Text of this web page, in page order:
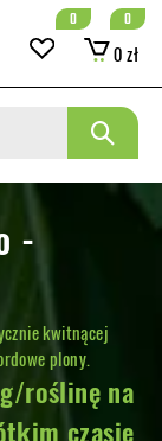
0
0 zł
0
-
kwitnącej
plony.
roślinę na
czasie